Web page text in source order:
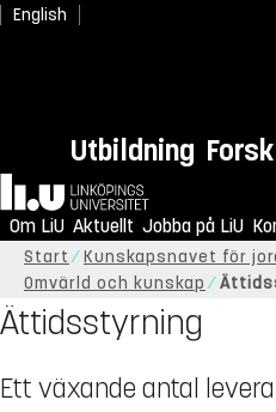
English
Utbildning
Hem
Om LiU Aktuellt Jobba på LiU
Start
Kunskapsnavet för
Omvärld och kunskap
Ättidsstyrning
Ett växande antal